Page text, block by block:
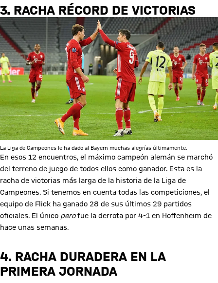
3. RACHA RÉCORD DE VICTORIAS
La Liga de Campeones le ha dado al Bayern muchas alegrías últimamente.
En esos 12 encuentros, el máximo campeón alemán se marchó
del terreno de juego de todos ellos como ganador. Esta es la
racha de victorias más larga de la historia de la Liga de
Campeones. Si tenemos en cuenta todas las competiciones, el
equipo de Flick ha ganado 28 de sus últimos 29 partidos
oficiales. El único perofue la derrota por 4-1 en Hoffenheim de
hace unas semanas.
4. RACHA DURADERA EN LA
PRIMERA JORNADA